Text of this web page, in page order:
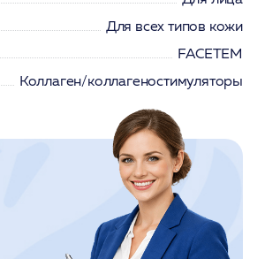
Для всех типов кожи
FACETEM
Коллаген/коллагеностимуляторы